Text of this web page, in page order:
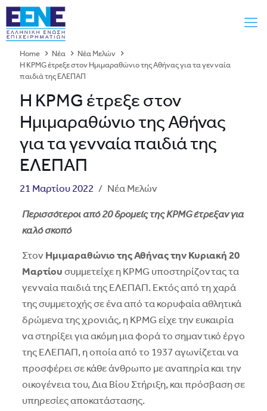
Home Νέα
Νέα Μελών
Η KPMG έτρεξε στον Ημιμαραθώνιο της Αθήνας για τα γενναία
παιδιά της ΕΛΕΠΑΠ
Η KPMG έτρεξε στον
Ημιμαραθώνιο της Αθήνας
για τα γενναία παιδιά της
ΕΛΕΠΑΠ
21 Μαρτίου 2022 / Νέα Μελών
Περισσότεροι από 20 δρομείς της KPMG έτρεξαν για
καλό σκοπό
Στον Ημιμαραθώνιο της Αθήνας την Κυριακή 20
Μαρτίου συμμετείχε η KPMG υποστηρίζοντας τα
γενναία παιδιά της ΕΛΕΠΑΠ. Εκτός από τη χαρά
της συμμετοχής σε ένα από τα κορυφαία αθλητικά
δρώμενα της χρονιάς, η KPMG είχε την ευκαιρία
να στηρίξει για ακόμη μια φορά το σημαντικό έργο
της ΕΛΕΠΑΠ, η οποία από το 1937 αγωνίζεται να
προσφέρει σε κάθε άνθρωπο με αναπηρία και την
οικογένεια του, Δια Βίου Στήριξη, και πρόσβαση σε
υπηρεσίες αποκατάστασης.